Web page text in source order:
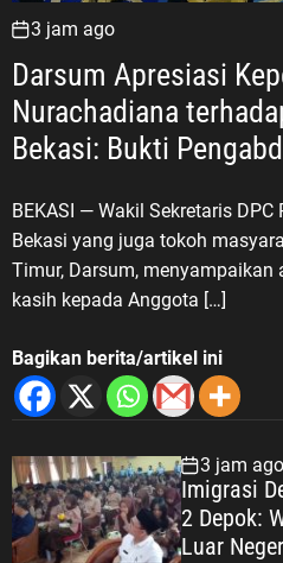
3 jam ago
Darsum Apresiasi
Nurachadiana
Bekasi: Bukti
BEKASI — Wakil Sekretaris
Bekasi yang juga tokoh
Timur, Darsum,
kasih kepada Anggota […]
Bagikan berita/artikel ini
3 jam ago
Imigrasi
2 Depok:
Luar